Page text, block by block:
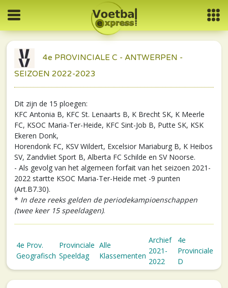
4e PROVINCIALE C - ANTWERPEN -
SEIZOEN 2022-2023
Dit zijn de 15 ploegen:
KFC Antonia B, KFC St. Lenaarts B, K Brecht SK, K Meerle
FC, KSOC Maria-Ter-Heide, KFC Sint-Job B, Putte SK, KSK
Ekeren Donk,
Horendonk FC, KSV Wildert, Excelsior Mariaburg B, K Heibos
SV, Zandvliet Sport B, Alberta FC Schilde en SV Noorse.
- Als gevolg van het algemeen forfait van het seizoen 2021-
2022 startte KSOC Maria-Ter-Heide met -9 punten
(Art.B7.30).
* In deze reeks gelden de periodekampioenschappen
(twee keer 15 speeldagen).
4e Prov.
Geografisch
Provinciale
Speeldag
Alle
Klassementen
Archief
2021-
2022
4e
Provinciale
D